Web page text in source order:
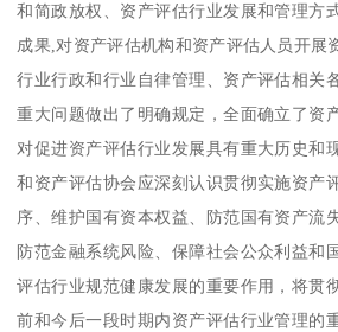
和简政放权、资产评估行业发展和管理方
成果,对资产评估机构和资产评估人员开展
行业行政和行业自律管理、资产评估相关
重大问题做出了明确规定，全面确立了资
对促进资产评估行业发展具有重大历史和
和资产评估协会应深刻认识贯彻实施资产
序、维护国有资本权益、防范国有资产流
防范金融系统风险、保障社会公众利益和
评估行业规范健康发展的重要作用，将贯
前和今后一段时期内资产评估行业管理的